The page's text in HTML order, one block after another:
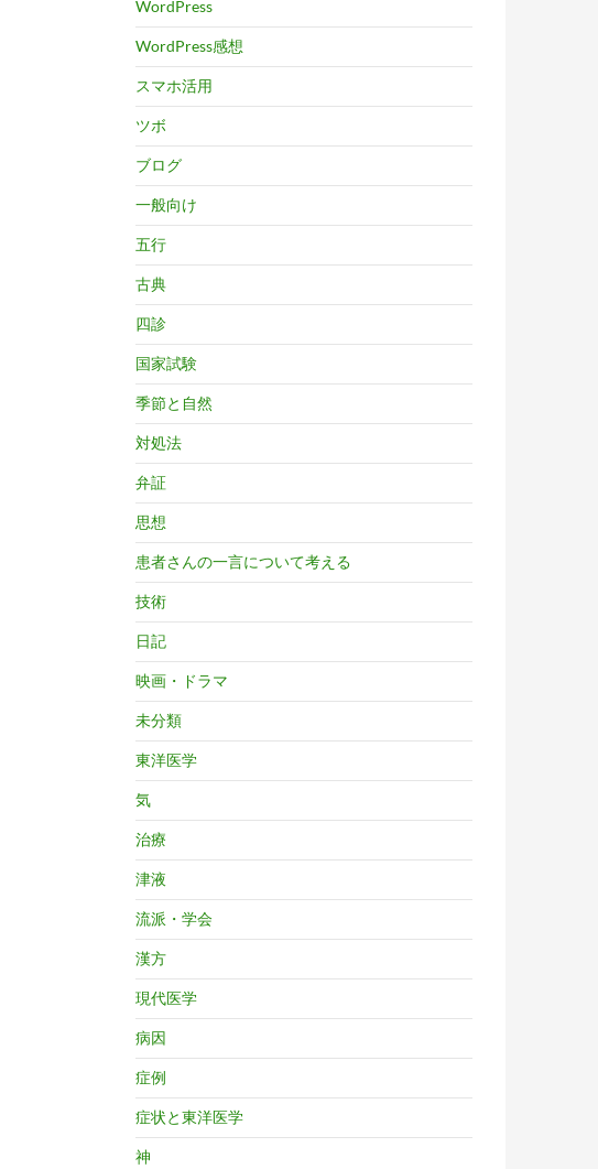
WordPress
WordPress感想
スマホ活用
ツボ
ブログ
一般向け
五行
古典
四診
国家試験
季節と自然
対処法
弁証
思想
患者さんの一言について考える
技術
日記
映画・ドラマ
未分類
東洋医学
気
治療
津液
流派・学会
漢方
現代医学
病因
症例
症状と東洋医学
神